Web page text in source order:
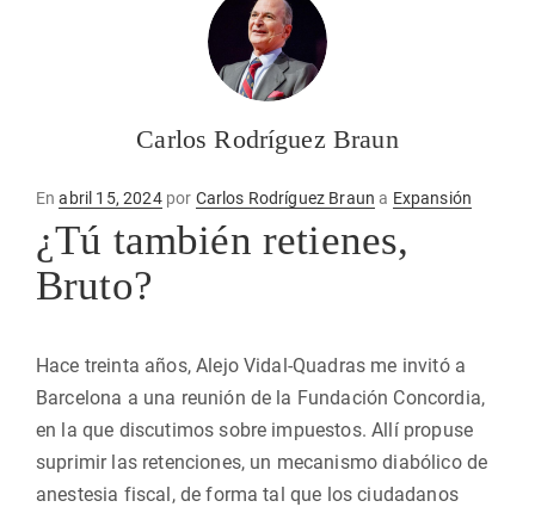
Carlos Rodríguez Braun
EnPublicado
en
abril 15, 2024por Carlos Rodríguez Braun a Expansión
¿Tú también retienes,
Bruto?
Hace treinta años, Alejo Vidal-Quadras me invitó a
Barcelona a una reunión de la Fundación Concordia,
en la que discutimos sobre impuestos. Allí propuse
suprimir las retenciones, un mecanismo diabólico de
anestesia fiscal, de forma tal que los ciudadanos